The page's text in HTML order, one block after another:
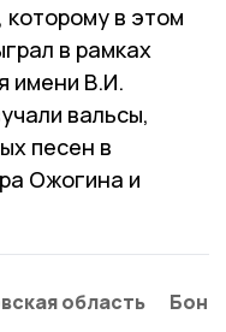
в этом
в рамках
имени В.И.
вальсы,
песен в
Ожогина и
область